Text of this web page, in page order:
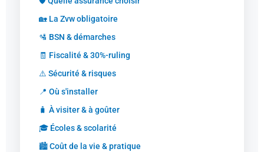
🏡 La Zvw obligatoire
🛂 BSN & démarches
🧾 Fiscalité & 30%-ruling
⚠️ Sécurité & risques
📍 Où s'installer
🧳 À visiter & à goûter
🎓 Écoles & scolarité
🏙️ Coût de la vie & pratique